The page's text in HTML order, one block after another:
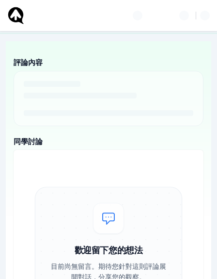
評論內容
同學討論
歡迎留下您的想法
目前尚無留言。期待您針對這則評論展
開對話，分享您的觀察。